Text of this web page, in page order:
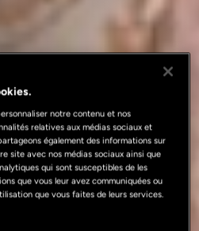
notre contenu et nos
relatives aux médias sociaux et
également des informations sur
site avec nos médias sociaux ainsi que
qui sont susceptibles de les
que vous leur avez communiquées ou
que vous faites de leurs services.